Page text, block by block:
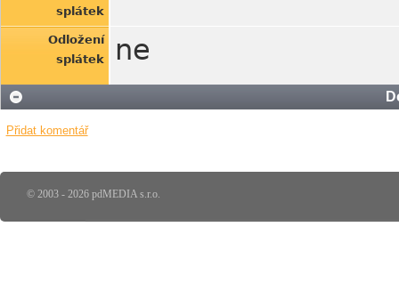
splátek
Odložení
splátek
ne
Přidat komentář
© 2003 - 2026 pdMEDIA s.r.o.